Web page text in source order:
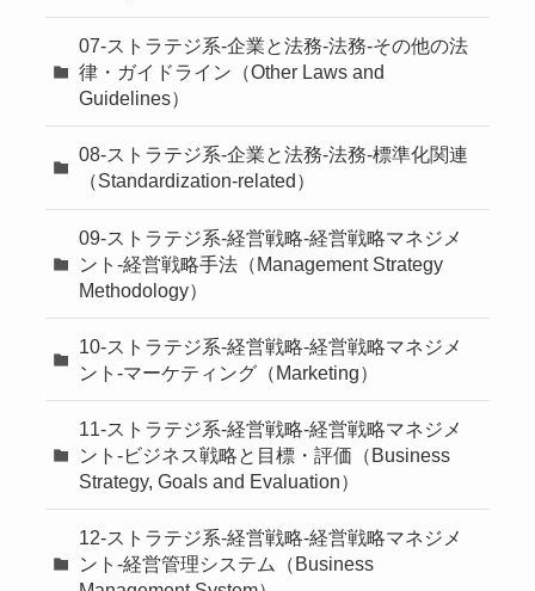
07-ストラテジ系-企業と法務-法務-その他の法
律・ガイドライン（Other Laws and
Guidelines）
08-ストラテジ系-企業と法務-法務-標準化関連
（Standardization-related）
09-ストラテジ系-経営戦略-経営戦略マネジメ
ント-経営戦略手法（Management Strategy
Methodology）
10-ストラテジ系-経営戦略-経営戦略マネジメ
ント-マーケティング（Marketing）
11-ストラテジ系-経営戦略-経営戦略マネジメ
ント-ビジネス戦略と目標・評価（Business
Strategy, Goals and Evaluation）
12-ストラテジ系-経営戦略-経営戦略マネジメ
ント-経営管理システム（Business